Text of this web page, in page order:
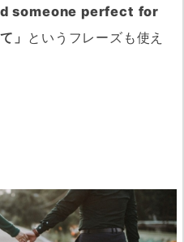
someone perfect for
」 というフレーズも使え